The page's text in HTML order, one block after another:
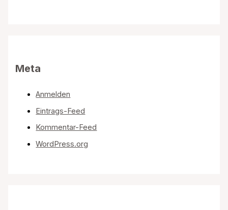
Meta
Anmelden
Eintrags-Feed
Kommentar-Feed
WordPress.org